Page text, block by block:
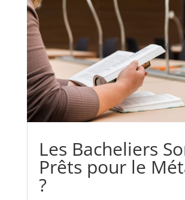
Les Bacheliers
Prêts pour le
?